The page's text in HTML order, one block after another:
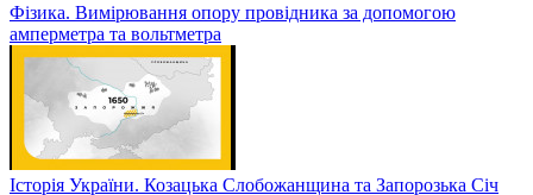
Фізика. Вимірювання опору провідника за допомогою
амперметра та вольтметра
Історія України. Козацька Слобожанщина та Запорозька Січ